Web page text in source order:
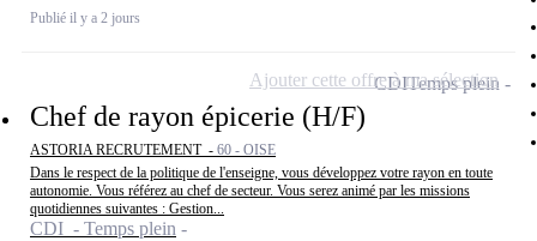
Publié il y a 2 jours
Chef de rayon épicerie (H/F)
ASTORIA RECRUTEMENT - 60 - OISE
Dans le respect de la politique de l'enseigne, vous développez votre rayon en toute
autonomie. Vous référez au chef de secteur. Vous serez animé par les missions
quotidiennes suivantes : Gestion...
CDI - Temps plein
CDITemps plein
Ajouter cette offre à ma sélection